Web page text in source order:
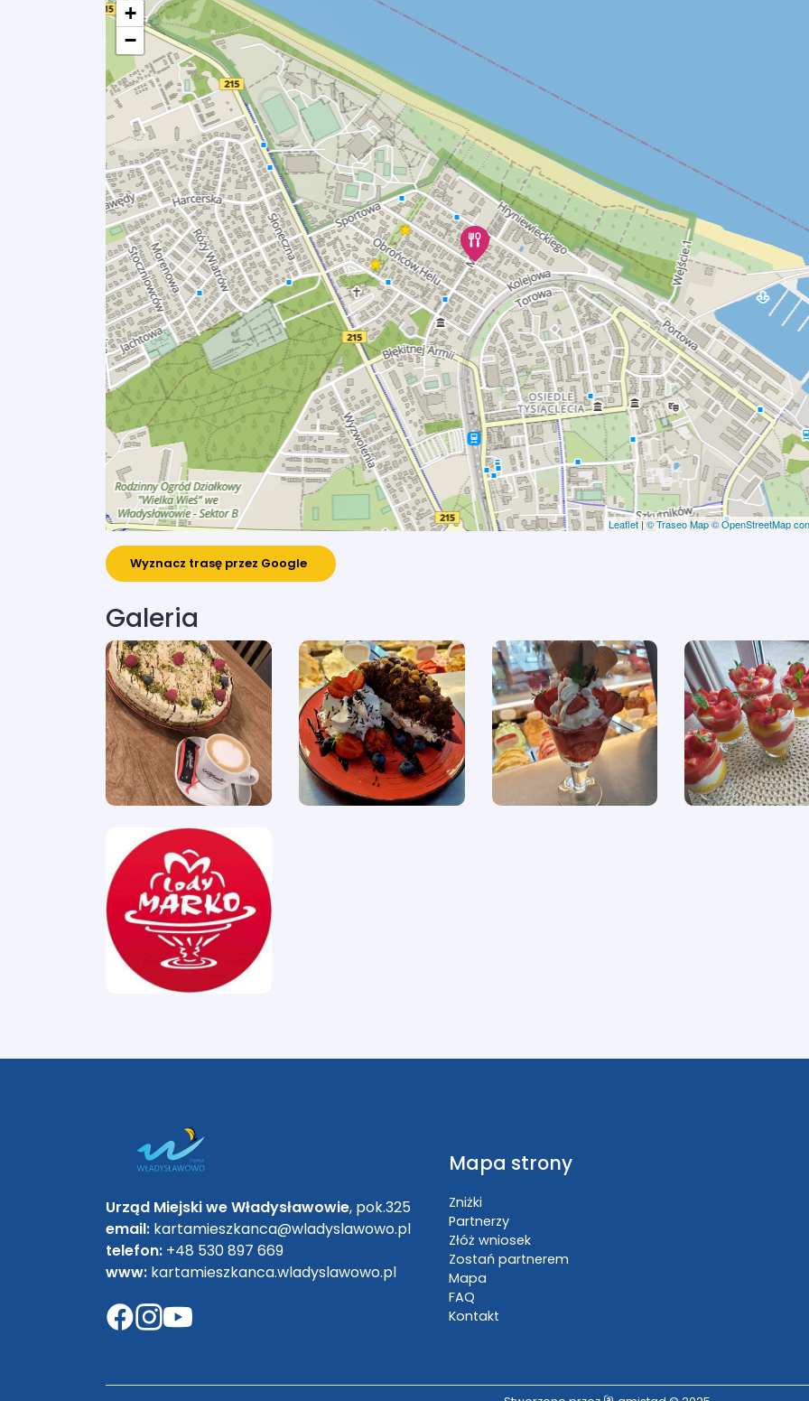
+
−
Leaflet |© Traseo Map© OpenStreetMap
Wyznacz trasę przez Google
Galeria
Urząd Miejski we Władysławowie, pok.325
email: kartamieszkanca@wladyslawowo.pl
telefon: +48 530 897 669
www: kartamieszkanca.wladyslawowo.pl
Mapa strony
Zniżki
Partnerzy
Złóż wniosek
Zostań partnerem
Mapa
FAQ
Kontakt